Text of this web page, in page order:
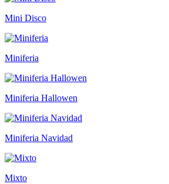
Mini Disco
Miniferia
Miniferia Hallowen
Miniferia Navidad
Mixto